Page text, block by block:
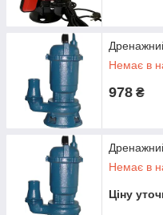
Немає в
978 ₴
Немає в
Ціну